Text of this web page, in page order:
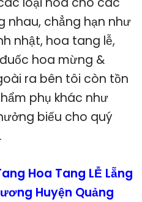
nhau, chẳng hạn như
nhật, hoa tang lễ,
hoa mừng &
ra bên tôi còn tồn
phụ khác như
biếu cho quý
Hoa Tang LỄ Lẵng
Huyện Quảng